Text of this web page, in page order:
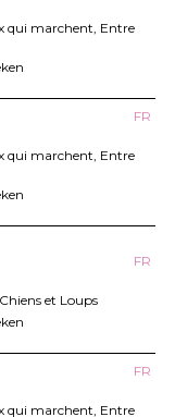
qui marchent, Entre
FR
qui marchent, Entre
FR
et Loups
FR
qui marchent, Entre